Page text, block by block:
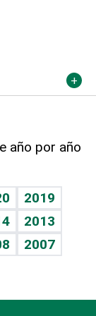
año por año
2019
2013
2007